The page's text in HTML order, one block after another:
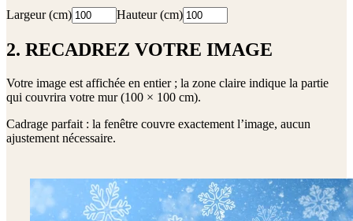
Largeur (cm) Hauteur (cm)
2. RECADREZ VOTRE IMAGE
Votre image est affichée en entier ; la zone claire indique la partie
qui couvrira votre mur (100 × 100 cm).
Cadrage parfait : la fenêtre couvre exactement l’image, aucun
ajustement nécessaire.